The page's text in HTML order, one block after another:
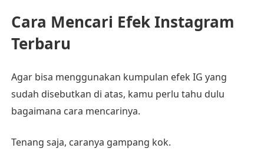
Cara Mencari Efek Instagram
Terbaru
Agar bisa menggunakan kumpulan efek IG yang
sudah disebutkan di atas, kamu perlu tahu dulu
bagaimana cara mencarinya.
Tenang saja, caranya gampang kok.